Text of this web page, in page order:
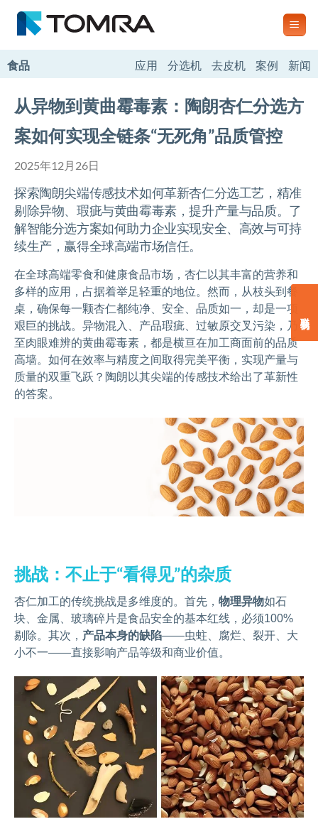
容食品 应用 分选机 去皮机 案例 新闻
从异物到黄曲霉毒素：陶朗杏仁分选方
案如何实现全链条“无死角”品质管控
2025年12月26日
探索陶朗尖端传感技术如何革新杏仁分选工艺，精准
剔除异物、瑕疵与黄曲霉毒素，提升产量与品质。了
解智能分选方案如何助力企业实现安全、高效与可持
续生产，赢得全球高端市场信任。
在全球高端零食和健康食品市场，杏仁以其丰富的营养和
多样的应用，占据着举足轻重的地位。然而，从枝头到餐
桌，确保每一颗杏仁都纯净、安全、品质如一，却是一项
艰巨的挑战。异物混入、产品瑕疵、过敏原交叉污染，乃
至肉眼难辨的黄曲霉毒素，都是横亘在加工商面前的品质
高墙。如何在效率与精度之间取得完美平衡，实现产量与
质量的双重飞跃？陶朗以其尖端的传感技术给出了革新性
的答案。
挑战：不止于“看得见”的杂质
杏仁加工的传统挑战是多维度的。首先， 物理异物如石
块、金属、玻璃碎片是食品安全的基本红线，必须100%
剔除。其次， 产品本身的缺陷——虫蛀、腐烂、裂开、大
小不一——直接影响产品等级和商业价值。